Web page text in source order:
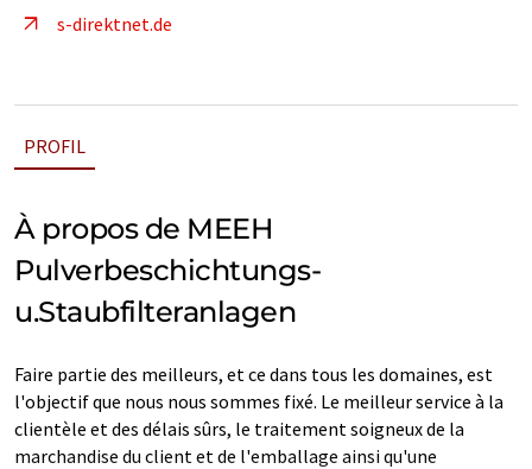
s-direktnet.de
PROFIL
À propos de MEEH
Pulverbeschichtungs-
u.Staubfilteranlagen
Faire partie des meilleurs, et ce dans tous les domaines, est
l'objectif que nous nous sommes fixé. Le meilleur service à la
clientèle et des délais sûrs, le traitement soigneux de la
marchandise du client et de l'emballage ainsi qu'une